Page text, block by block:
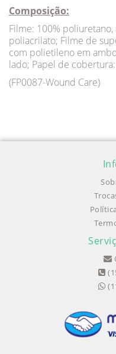
Composição:
Filme: 100%
poliacrilato; Filme de
com polietileno em
lado; Papel de
(FP0087-Wound Care)